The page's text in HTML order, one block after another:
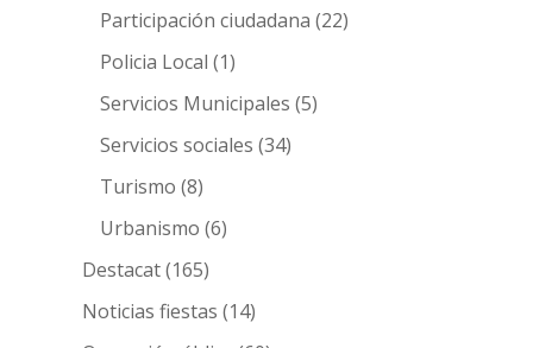
Participación ciudadana (22)
Policia Local (1)
Servicios Municipales (5)
Servicios sociales (34)
Turismo (8)
Urbanismo (6)
Destacat(165)
Noticias fiestas (14)